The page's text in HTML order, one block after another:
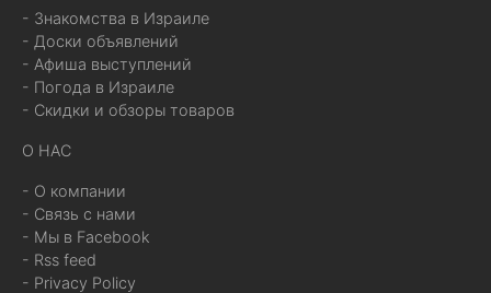
- Знакомства в Израиле
- Доски объявлений
- Афиша выступлений
- Погода в Израиле
- Скидки и обзоры товаров
О НАС
- О компании
- Связь с нами
- Мы в Facebook
- Rss feed
- Privacy Policy